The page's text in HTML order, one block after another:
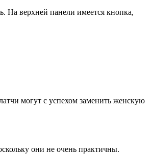
На верхней панели имеется кнопка,
могут с успехом заменить женскую
они не очень практичны.